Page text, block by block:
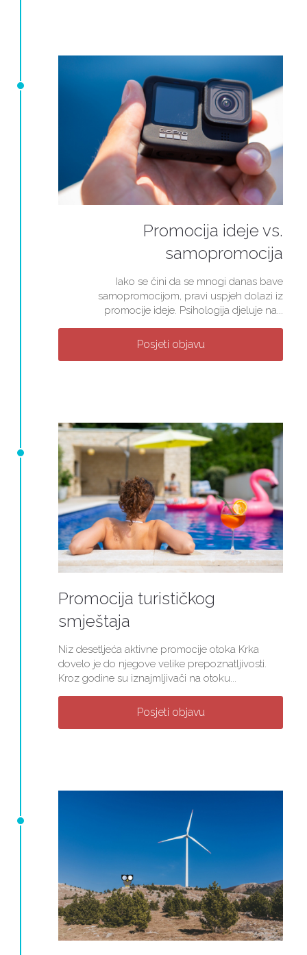
Promocija ideje vs.
samopromocija
Iako se čini da se mnogi danas bave
samopromocijom, pravi uspjeh dolazi iz
promocije ideje. Psihologija djeluje na...
Posjeti objavu
Promocija turističkog
smještaja
Niz desetljeća aktivne promocije otoka Krka
dovelo je do njegove velike prepoznatljivosti.
Kroz godine su iznajmljivači na otoku...
Posjeti objavu